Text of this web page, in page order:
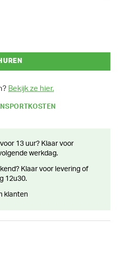
Bekijk ze hier.
werkdag.
12u30.
klanten